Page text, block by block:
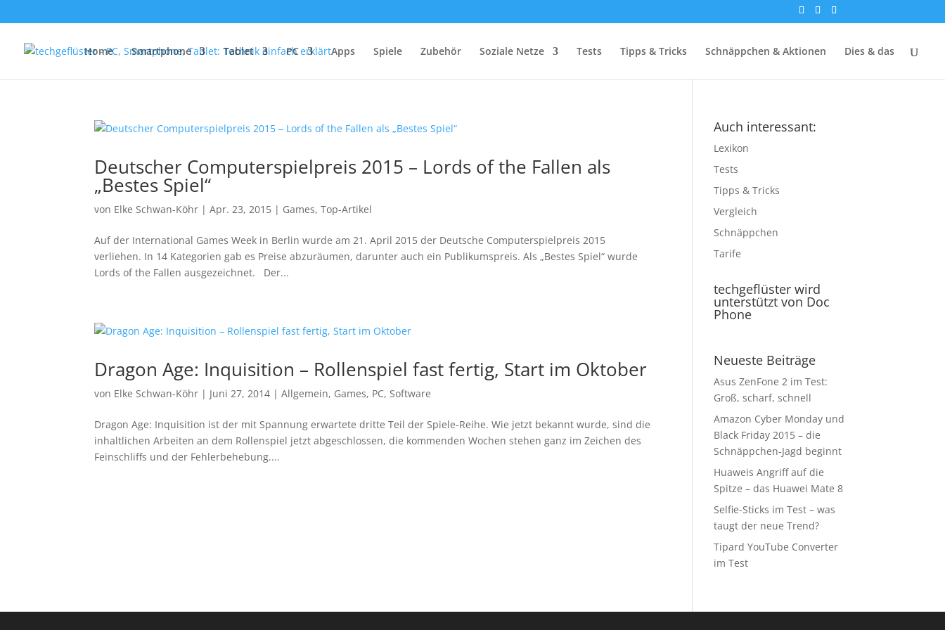
Home Smartphone Tablet PC Apps Spiele Zubehör Soziale Netze Tests Tipps & Tricks Schnäppchen & Aktionen Dies & das
Deutscher Computerspielpreis 2015 – Lords of the Fallen als
„Bestes Spiel“
von Elke Schwan-Köhr |Apr. 23, 2015 | Games,Top-Artikel
Auf der International Games Week in Berlin wurde am 21. April 2015 der Deutsche Computerspielpreis 2015
verliehen. In 14 Kategorien gab es Preise abzuräumen, darunter auch ein Publikumspreis. Als „Bestes Spiel“ wurde
Lords of the Fallen ausgezeichnet. Der...
Dragon Age: Inquisition – Rollenspiel fast fertig, Start im Oktober
von Elke Schwan-Köhr | Juni 27, 2014 |Allgemein, Games, PC, Software
Dragon Age: Inquisition ist der mit Spannung erwartete dritte Teil der Spiele-Reihe. Wie jetzt bekannt wurde, sind die
inhaltlichen Arbeiten an dem Rollenspiel jetzt abgeschlossen, die kommenden Wochen stehen ganz im Zeichen des
Feinschliffs und der Fehlerbehebung....
Auch interessant:
Lexikon
Tests
Tipps & Tricks
Vergleich
Schnäppchen
Tarife
techgeflüster wird
unterstützt von Doc
Phone
Neueste Beiträge
Asus ZenFone 2 im Test:
Groß, scharf, schnell
Amazon Cyber Monday und
Black Friday 2015 – die
Schnäppchen-Jagd beginnt
Huaweis Angriff auf die
Spitze – das Huawei Mate 8
Selfie-Sticks im Test – was
taugt der neue Trend?
Tipard YouTube Converter
im Test